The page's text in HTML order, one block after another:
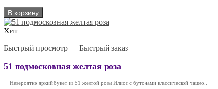
В корзину
Хит
Быстрый просмотр Быстрый заказ
51 подмосковная желтая роза
Невероятно яркий букет из 51 желтой розы Илиос с бутонами классической чашео..